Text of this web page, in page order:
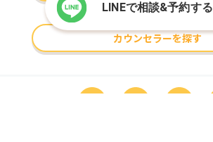
夫婦問題・修復なら
カウンセラーを探す
LINEで相談&予約する